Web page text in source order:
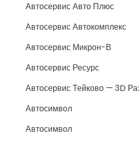
Автосервис Авто Плюс
Автосервис Автокомплекс
Автосервис Микрон-В
Автосервис Ресурс
Автосервис Тейково — 3D
Автосимвол
Автосимвол